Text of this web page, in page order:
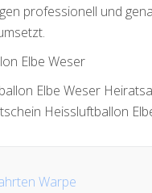
professionell und
Elbe Weser
Elbe Weser
Heissluftballon
Warpe